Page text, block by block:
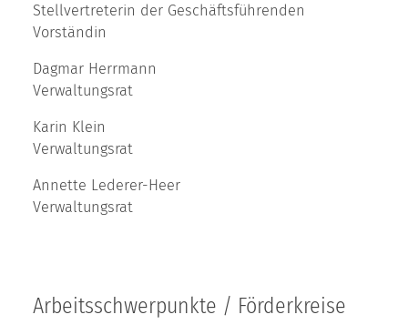
Stellvertreterin der Geschäftsführenden
Vorständin
Dagmar Herrmann
Verwaltungsrat
Karin Klein
Verwaltungsrat
Annette Lederer-Heer
Verwaltungsrat
Arbeitsschwerpunkte / Förderkreise